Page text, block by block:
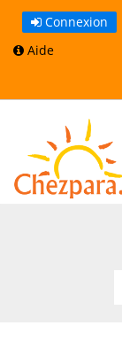
Connexion
Aide